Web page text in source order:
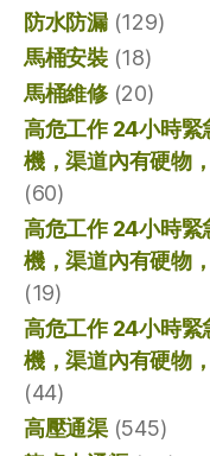
防水防漏(129)
馬桶安裝(18)
馬桶維修(20)
高危工作 24小時緊
機，渠道內有硬物
(60)
高危工作 24小時緊
機，渠道內有硬物
(19)
高危工作 24小時緊
機，渠道內有硬物
(44)
高壓通渠(545)